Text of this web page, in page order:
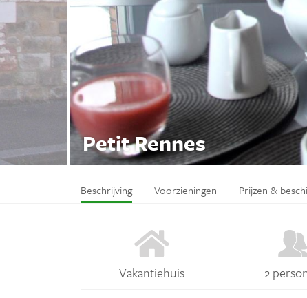
Petit Rennes
Beschrijving Voorzieningen Prijzen &
Vakantiehuis 2